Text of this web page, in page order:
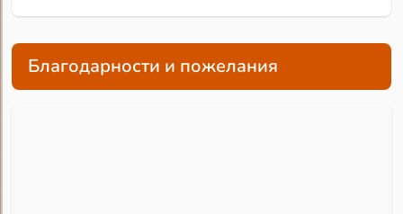
Благодарности и пожелания